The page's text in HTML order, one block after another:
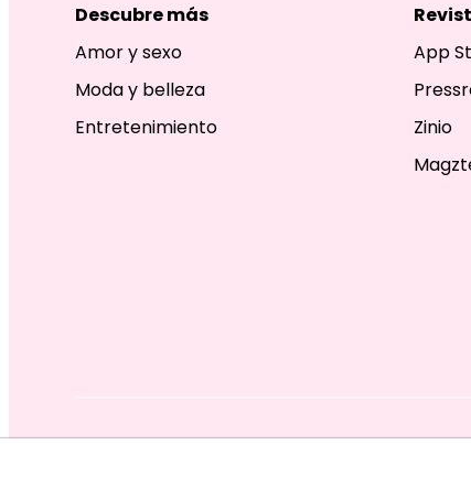
Descubre más
Amor y sexo
Moda y belleza
Entretenimiento
App
Zinio
EDITORIAL TELEVISA S.A. DE C.V. TODOS LOS